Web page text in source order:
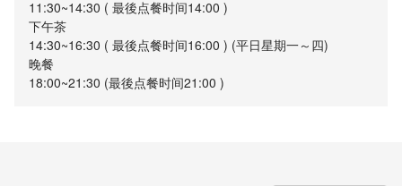
11:30~14:30 ( 最後点餐时间14:00 )
下午茶
14:30~16:30 ( 最後点餐时间16:00 ) (平日星期一～四)
晚餐
18:00~21:30 (最後点餐时间21:00 )